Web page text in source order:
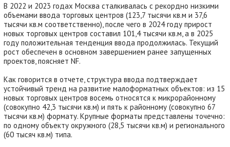
В 2022 и 2023 годах Москва сталкивалась с рекордно низкими
объемами ввода торговых центров (123,7 тысячи кв.м и 37,6
тысячи кв.м соответственно), после чего в 2024 году прирост
новых торговых центров составил 101,4 тысячи кв.м, а в 2025
году положительная тенденция ввода продолжилась. Текущий
рост обеспечен в основном завершением ранее запущенных
проектов, поясняет NF.
Как говорится в отчете, структура ввода подтверждает
устойчивый тренд на развитие малоформатных объектов: из 15
новых торговых центров восемь относятся к микрорайонному
(совокупно 42,3 тысячи кв.м) и пять к районному (совокупно 67
тысячи кв.м) формату. Крупные форматы представлены точечно:
по одному объекту окружного (28,5 тысячи кв.м) и регионального
(60 тысяч кв.м) типа.